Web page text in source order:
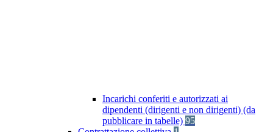
Incarichi conferiti e autorizzati ai
dipendenti (dirigenti e non dirigenti) (da
pubblicare in tabelle) 95